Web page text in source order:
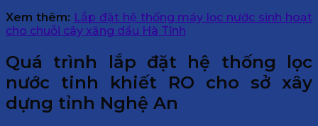
Xem thêm: Lắp đặt hệ thống máy lọc nước sinh hoạt
cho chuỗi cây xăng dầu Hà Tĩnh
Quá trình lắp đặt hệ thống lọc
nước tinh khiết RO cho sở xây
dựng tỉnh Nghệ An